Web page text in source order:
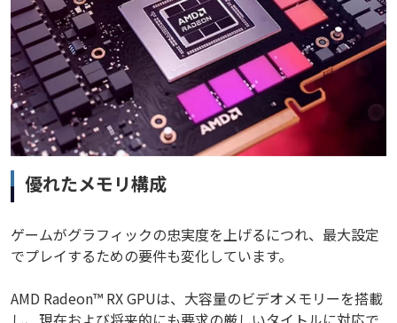
優れたメモリ構成
ゲームがグラフィックの忠実度を上げるにつれ、最大設定
でプレイするための要件も変化しています。
AMD Radeon™ RX GPUは、大容量のビデオメモリーを搭載